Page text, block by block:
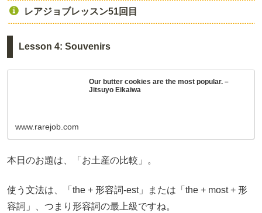
レアジョブレッスン51回目
Lesson 4: Souvenirs
Our butter cookies are the most popular. –
Jitsuyo Eikaiwa
www.rarejob.com
本日のお題は、「お土産の比較」。
使う文法は、「the + 形容詞-est」または「the + most + 形
容詞」、つまり形容詞の最上級ですね。